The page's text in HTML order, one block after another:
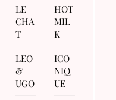
LE
CHA
T
LEO
&
UGO
HOT
MIL
K
ICO
NIQ
UE